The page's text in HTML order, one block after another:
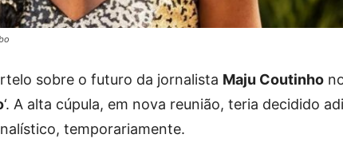
sobre o futuro da jornalista Maju Coutinho
‘. A alta cúpula, em nova reunião, teria decidido
temporariamente.